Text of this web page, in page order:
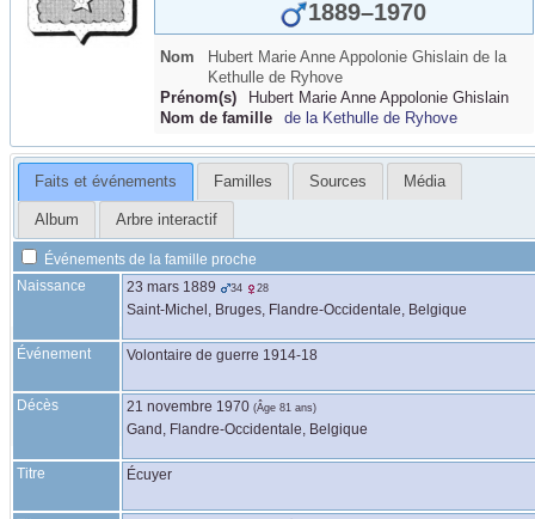
1889–1970
Nom Hubert Marie Anne Appolonie Ghislain de la
Kethulle de Ryhove
Prénom(s)
Hubert Marie Anne Appolonie Ghislain
Nom de famille
de la Kethulle de Ryhove
Faits et événements Familles Sources Média
Album Arbre interactif
Événements de la famille proche
Naissance
23 mars 1889 34 28
Saint-Michel, Bruges, Flandre-Occidentale, Belgique
Événement Volontaire de guerre 1914-18
Décès 21 novembre 1970 (Âge 81 ans)
Gand, Flandre-Occidentale, Belgique
Titre Écuyer